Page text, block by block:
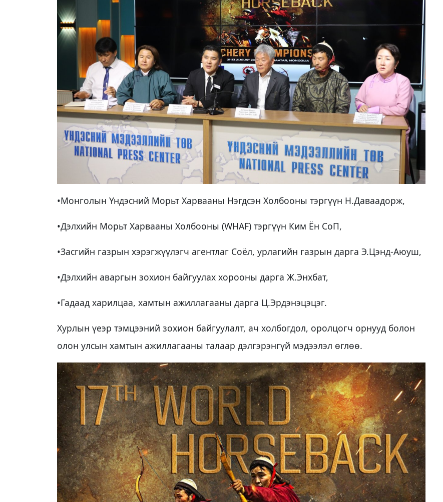
•Монголын Үндэсний Морьт Харвааны Нэгдсэн Холбооны тэргүүн Н.Даваадорж,
•Дэлхийн Морьт Харвааны Холбооны (WHAF) тэргүүн Ким Ён СоП,
•Засгийн газрын хэрэгжүүлэгч агентлаг Соёл, урлагийн газрын дарга Э.Цэнд-Аюуш,
•Дэлхийн аваргын зохион байгуулах хорооны дарга Ж.Энхбат,
•Гадаад харилцаа, хамтын ажиллагааны дарга Ц.Эрдэнэцэцэг.
Хурлын үеэр тэмцээний зохион байгуулалт, ач холбогдол, оролцогч орнууд болон
олон улсын хамтын ажиллагааны талаар дэлгэрэнгүй мэдээлэл өглөө.